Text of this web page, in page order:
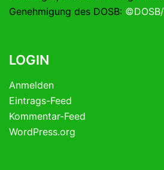
Genehmigung des DOSB:
LOGIN
Anmelden
Eintrags-Feed
Kommentar-Feed
WordPress.org